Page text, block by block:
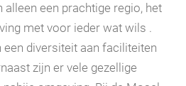
alleen een prachtige regio, het
met voor ieder wat wils .
een diversiteit aan faciliteiten
zijn er vele gezellige